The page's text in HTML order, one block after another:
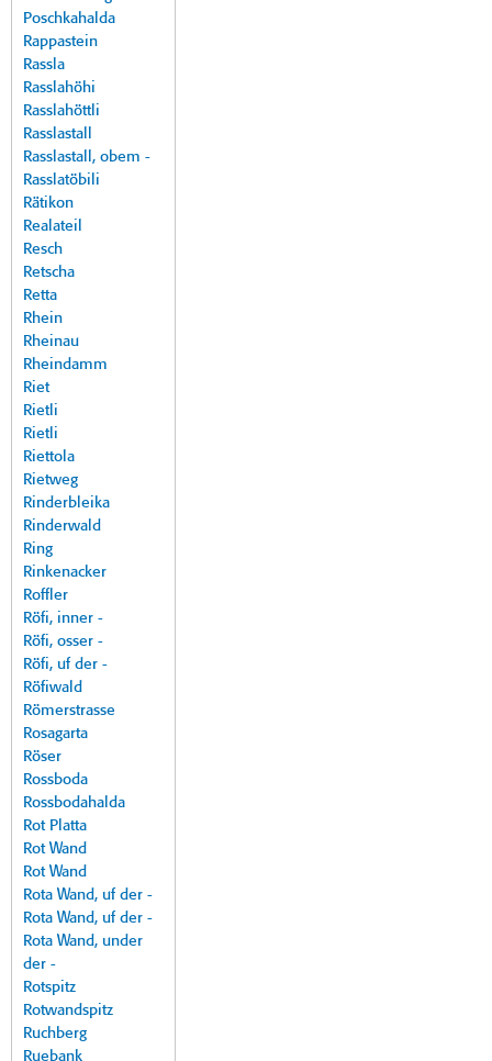
Poschkahalda
Rappastein
Rassla
Rasslahöhi
Rasslahöttli
Rasslastall
Rasslastall, obem -
Rasslatöbili
Rätikon
Realateil
Resch
Retscha
Retta
Rhein
Rheinau
Rheindamm
Riet
Rietli
Rietli
Riettola
Rietweg
Rinderbleika
Rinderwald
Ring
Rinkenacker
Roffler
Röfi, inner -
Röfi, osser -
Röfi, uf der -
Röfiwald
Römerstrasse
Rosagarta
Röser
Rossboda
Rossbodahalda
Rot Platta
Rot Wand
Rot Wand
Rota Wand, uf der -
Rota Wand, uf der -
Rota Wand, under
der -
Rotspitz
Rotwandspitz
Ruchberg
Ruebank